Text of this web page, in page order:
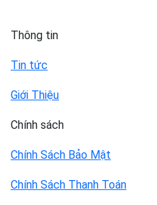
Thông tin
Tin tức
Giới Thiệu
Chính sách
Chính Sách Bảo Mật
Chính Sách Thanh Toán